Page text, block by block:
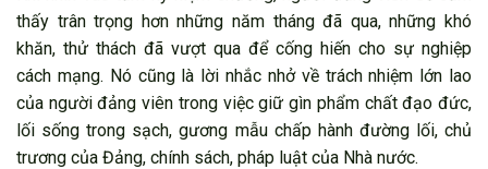
thấy trân trọng hơn những năm tháng đã qua, những khó
khăn, thử thách đã vượt qua để cống hiến cho sự nghiệp
cách mạng. Nó cũng là lời nhắc nhở về trách nhiệm lớn lao
của người đảng viên trong việc giữ gìn phẩm chất đạo đức,
lối sống trong sạch, gương mẫu chấp hành đường lối, chủ
trương của Đảng, chính sách, pháp luật của Nhà nước.